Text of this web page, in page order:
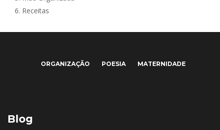
6. Receitas
ORGANIZAÇÃO POESIA MATERNIDADE
Blog